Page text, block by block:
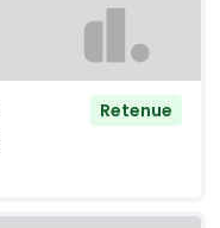
Retenue